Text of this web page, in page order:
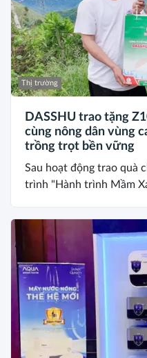
Thị trường
DASSHU trao tặng
cùng nông dân vùng
trồng trọt bền vững
Sau hoạt động trao quà
trình "Hành trình Mầm